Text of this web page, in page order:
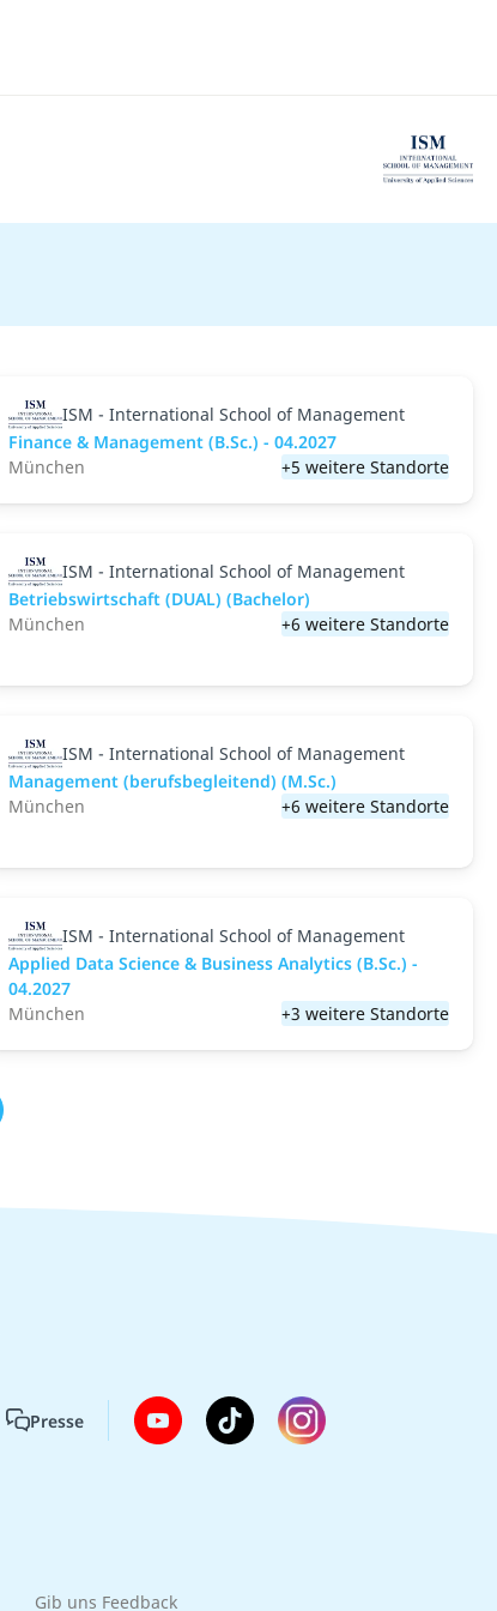
ISM - International School of Management
Finance & Management (B.Sc.) - 04.2027
München
+5 weitere Standorte
ISM - International School of Management
Betriebswirtschaft (DUAL) (Bachelor)
München
+6 weitere Standorte
ISM - International School of Management
Management (berufsbegleitend) (M.Sc.)
München
+6 weitere Standorte
ISM - International School of Management
Applied Data Science & Business Analytics (B.Sc.) -
04.2027
München
+3 weitere Standorte
Presse
Gib uns Feedback